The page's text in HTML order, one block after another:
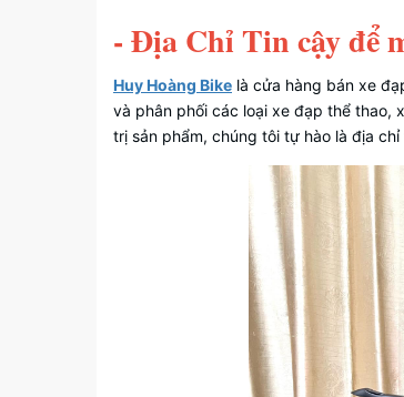
- Địa Chỉ Tin cậy để
Huy Hoàng Bike là cửa hàng bán xe
và phân phối các loại xe đạp thể thao,
trị sản phẩm, chúng tôi tự hào là địa